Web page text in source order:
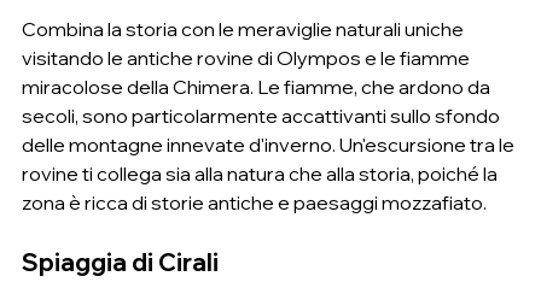
Combina la storia con le meraviglie naturali uniche
visitando le antiche rovine di Olympos e le fiamme
miracolose della Chimera. Le fiamme, che ardono da
secoli, sono particolarmente accattivanti sullo sfondo
delle montagne innevate d'inverno. Un'escursione tra le
rovine ti collega sia alla natura che alla storia, poiché la
zona è ricca di storie antiche e paesaggi mozzafiato.
Spiaggia di Cirali